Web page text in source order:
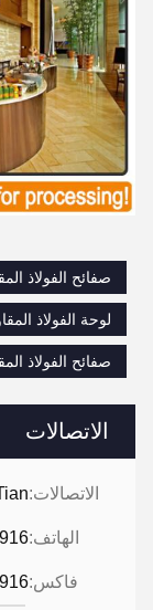
الاتصالات
الاتصالات:
الهاتف:
فاكس:
صفائح الفولاذ
لوحة الفولاذ
صفائح الفولاذ